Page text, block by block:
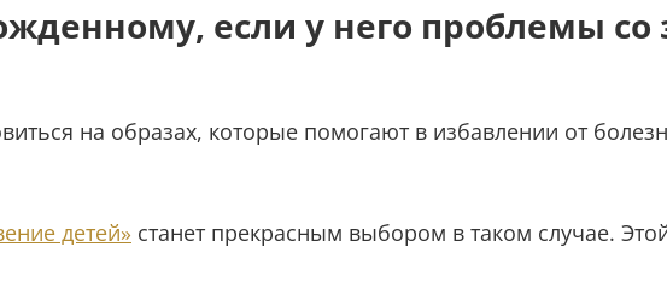
если у него проблемы со
на образах, которые помогают в избавлении от
детей» станет прекрасным выбором в таком случае.